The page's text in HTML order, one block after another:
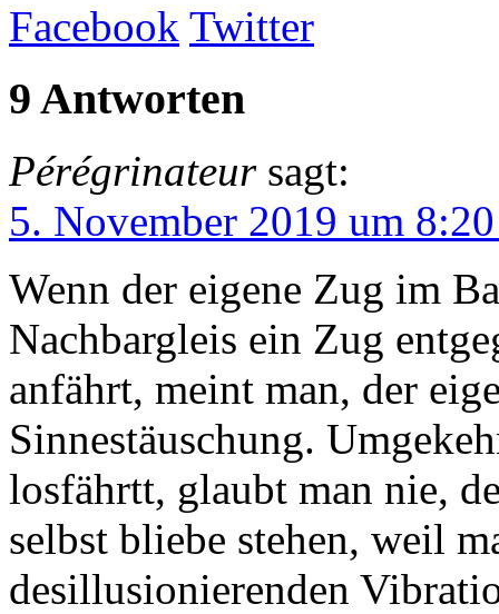
Facebook Twitter
9 Antworten
Pérégrinateur sagt:
5. November 2019 um
Wenn der eigene Zug im
Nachbargleis ein Zug
anfährt, meint man, der
Sinnestäuschung.
losfährtt, glaubt man nie,
selbst bliebe stehen, weil
desillusionierenden